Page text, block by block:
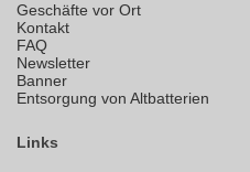
Geschäfte vor Ort
Kontakt
FAQ
Newsletter
Banner
Entsorgung von Altbatterien
Links